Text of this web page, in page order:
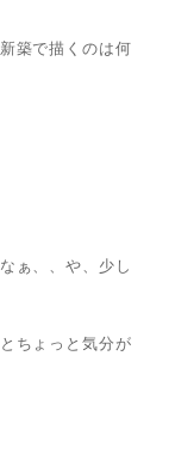
築で描くのは何
ぁ、、や、少し
ちょっと気分が